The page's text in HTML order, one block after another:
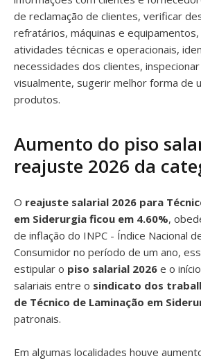
de reclamação de clientes, verificar
refratários, máquinas e
atividades técnicas e operacionais,
necessidades dos clientes,
visualmente, sugerir melhor forma de
produtos.
Aumento do piso
reajuste 2026 da
O reajuste salarial 2026 para
em Siderurgia ficou em 4.60%,
de inflação do INPC - Índice Nacional
Consumidor no período de um ano,
estipular o piso salarial 2026 e o
salariais entre o sindicato dos
de Técnico de Laminação em
patronais.
Em algumas localidades houve